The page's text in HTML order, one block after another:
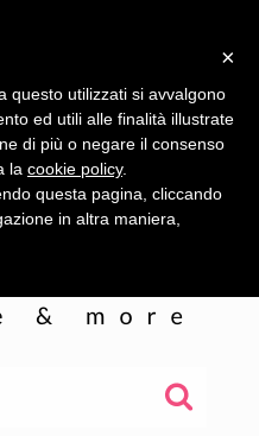
×
questo utilizzati si avvalgono
ed utili alle finalità illustrate
di più o negare il consenso
la cookie policy.
questa pagina, cliccando
in altra maniera,